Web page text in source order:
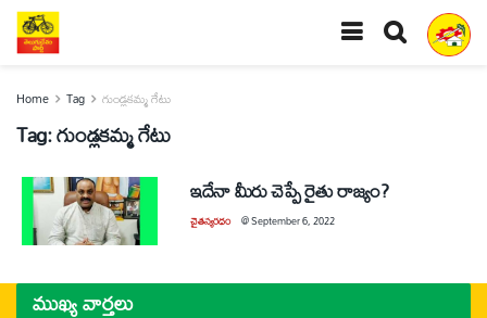
Home Tag గుండ్లకమ్మ గేటు
Tag:గుండ్లకమ్మ గేటు
ఇదేనా మీరు చెప్పే రైతు రాజ్యం?
చైతన్యరధం @September 6, 2022
ముఖ్య వార్తలు